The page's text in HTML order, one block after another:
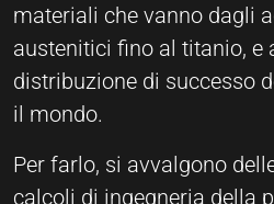
materiali che vanno dagli
austenitici fino al titanio, e
distribuzione di successo
il mondo.
Per farlo, si avvalgono
calcoli di ingegneria della